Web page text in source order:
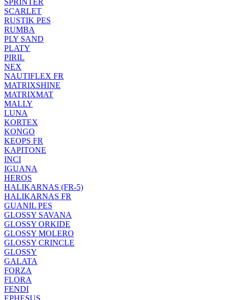
SPRINTER
SCARLET
RUSTIK PES
RUMBA
PLY SAND
PLATY
PIRIL
NEX
NAUTIFLEX FR
MATRIXSHINE
MATRIXMAT
MALLY
LUNA
KORTEX
KONGO
KEOPS FR
KAPITONE
INCI
IGUANA
HEROS
HALIKARNAS (FR-5)
HALIKARNAS FR
GUANIL PES
GLOSSY SAVANA
GLOSSY ORKIDE
GLOSSY MOLERO
GLOSSY CRINCLE
GLOSSY
GALATA
FORZA
FLORA
FENDI